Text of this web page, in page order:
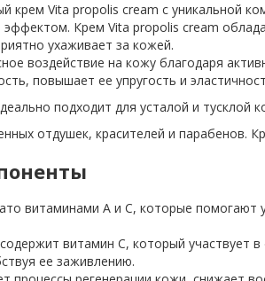
крем Vita propolis cream с уникальной
Крем Vita propolis cream
ухаживает за кожей.
воздействие на кожу благодаря
повышает ее упругость и
подходит для усталой и тусклой
отдушек, красителей и парабенов.
витаминами A и C, которые помогают
витамин C, который участвует
ее заживлению.